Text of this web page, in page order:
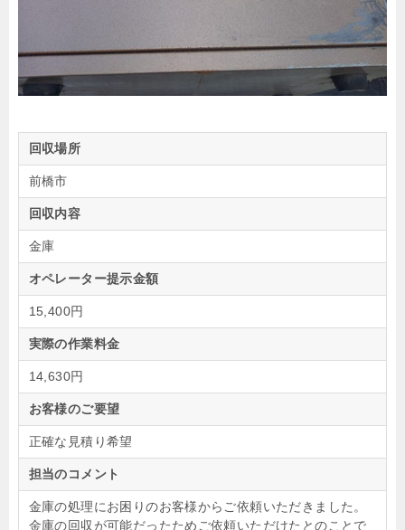
回収場所
前橋市
回収内容
金庫
オペレーター提示金額
15,400円
実際の作業料金
14,630円
お客様のご要望
正確な見積り希望
担当のコメント
金庫の処理にお困りのお客様からご依頼いただきました。
金庫の回収が可能だったためご依頼いただけたとのことで